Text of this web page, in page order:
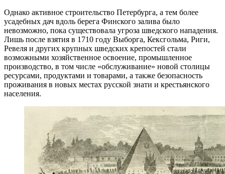
Однако активное строительство Петербурга, а тем более
усадебных дач вдоль берега Финского залива было
невозможно, пока существовала угроза шведского нападения.
Лишь после взятия в 1710 году Выборга, Кексгольма, Риги,
Ревеля и других крупных шведских крепостей стали
возможными хозяйственное освоение, промышленное
производство, в том числе «обслуживание» новой столицы
ресурсами, продуктами и товарами, а также безопасность
проживания в новых местах русской знати и крестьянского
населения.